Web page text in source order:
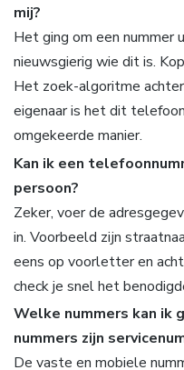
mij?
Het ging om een nummer
nieuwsgierig wie dit is.
Het zoek-algoritme
eigenaar is het dit
omgekeerde manier.
Kan ik een
persoon?
Zeker, voer de
in. Voorbeeld zijn
eens op voorletter en
check je snel het
Welke nummers kan ik
nummers zijn
De vaste en mobiele